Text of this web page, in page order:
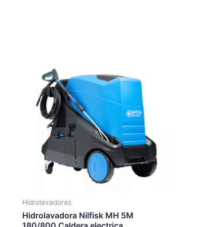
Hidrolavadoras
Hidrolavadora Nilfisk MH 5M